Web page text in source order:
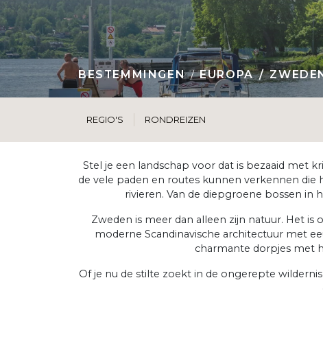
BESTEMMINGEN EUROPA
REGIO'S RONDREIZEN
Stel je een landschap voor dat is bezaaid met
de vele paden en routes kunnen verkennen
rivieren. Van de diepgroene bossen
Zweden is meer dan alleen zijn natuur. Het
moderne Scandinavische architectuur met
charmante dorpjes met
Of je nu de stilte zoekt in de ongerepte